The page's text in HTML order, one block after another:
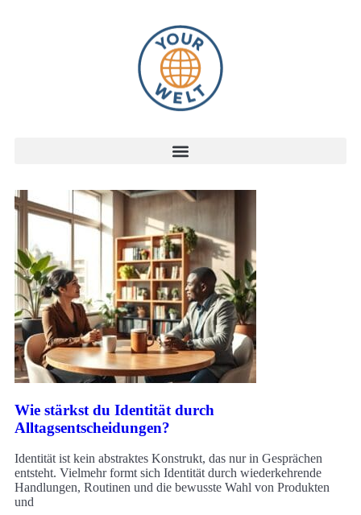
Wie stärkst du Identität durch
Alltagsentscheidungen?
Identität ist kein abstraktes Konstrukt, das nur in Gesprächen
entsteht. Vielmehr formt sich Identität durch wiederkehrende
Handlungen, Routinen und die bewusste Wahl von Produkten
und